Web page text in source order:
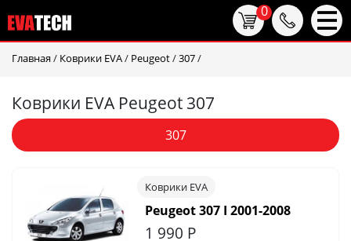
Главная / Коврики EVA/ Peugeot/307/
Коврики EVA Peugeot 307
307
Коврики EVA
Peugeot 307 I 2001-2008
1 990 Р
0